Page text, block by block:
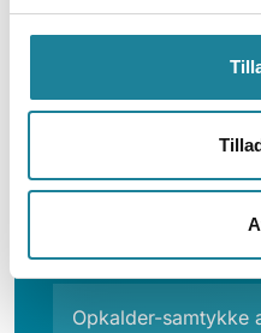
eksklusionslister)
Sæt regler til at
opkaldstyper, tlfnr.
Opkalder-samtykke
Opkalder-samtykke